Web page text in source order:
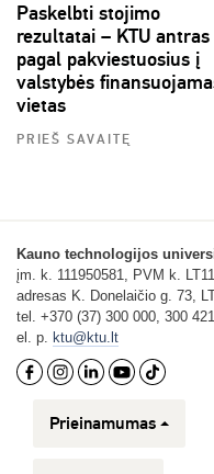
Paskelbti stojimo
rezultatai – KTU antras
pagal pakviestuosius į
valstybės
vietas
PRIEŠ SAVAITĘ
Kauno technologijos
įm. k. 111950581, PVM k.
adresas K. Donelaičio g. 73,
tel. +370 (37) 300 000, 300
el. p. ktu@ktu.lt
Prieinamumas